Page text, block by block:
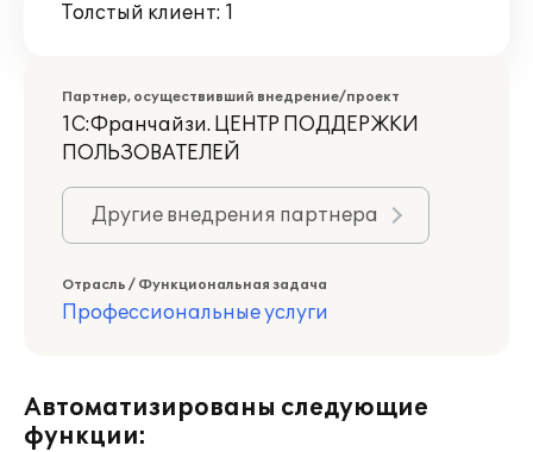
Толстый клиент: 1
Партнер, осуществивший внедрение/проект
1С:Франчайзи. ЦЕНТР ПОДДЕРЖКИ
ПОЛЬЗОВАТЕЛЕЙ
Другие внедрения партнера
Отрасль / Функциональная задача
Профессиональные услуги
Автоматизированы следующие
функции: